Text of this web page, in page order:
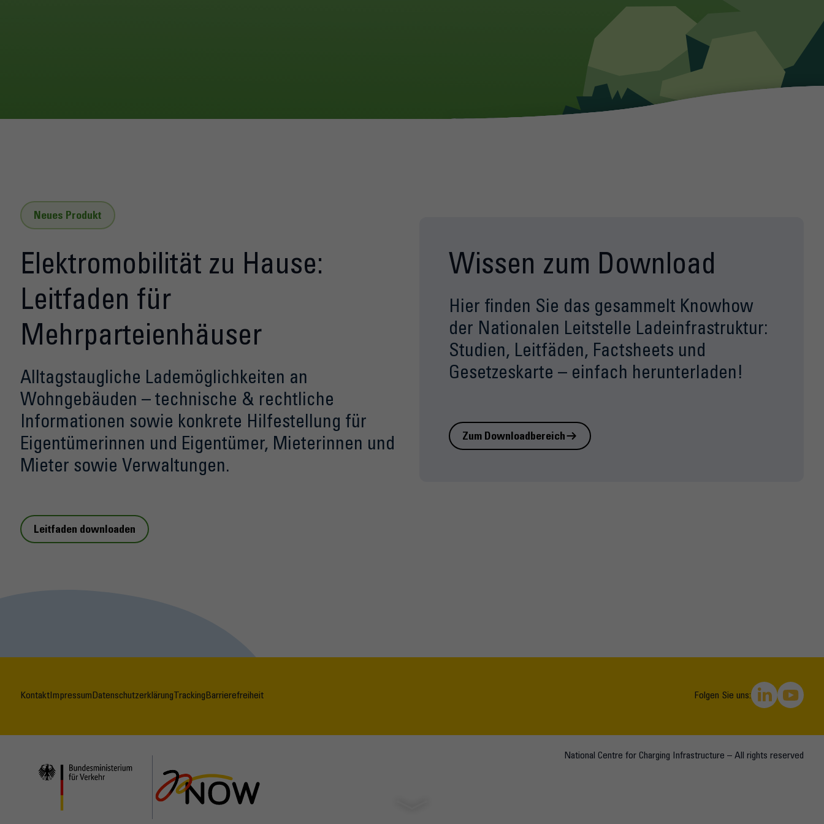
Neues Produkt
Elektromobilität zu Hause:
Leitfaden für
Mehrparteienhäuser
Alltagstaugliche Lademöglichkeiten an
Wohngebäuden – technische & rechtliche
Informationen sowie konkrete Hilfestellung für
Eigentümerinnen und Eigentümer, Mieterinnen und
Mieter sowie Verwaltungen.
Leitfaden downloaden
Wissen zum Download
Hier finden Sie das gesammelt Knowhow
der Nationalen Leitstelle Ladeinfrastruktur:
Studien, Leitfäden, Factsheets und
Gesetzeskarte – einfach herunterladen!
Zum Downloadbereich
Kontakt Impressum Datenschutzerklärung Tracking Barrierefreiheit Folgen Sie uns:
National Centre for Charging Infrastructure – All rights reserved